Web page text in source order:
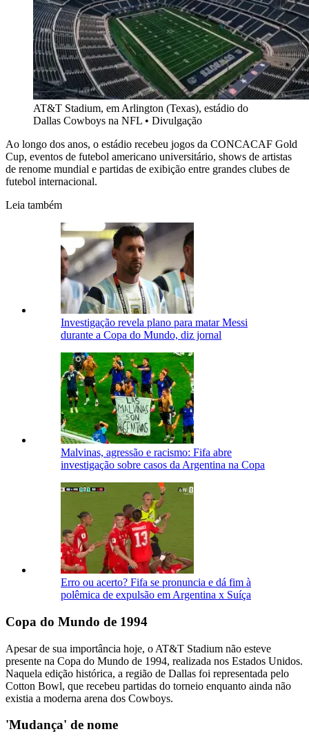
AT&T Stadium, em Arlington (Texas), estádio do
Dallas Cowboys na NFL • Divulgação
Ao longo dos anos, o estádio recebeu jogos da CONCACAF Gold
Cup, eventos de futebol americano universitário, shows de artistas
de renome mundial e partidas de exibição entre grandes clubes de
futebol internacional.
Leia também
Investigação revela plano para matar Messi
durante a Copa do Mundo, diz jornal
Malvinas, agressão e racismo: Fifa abre
investigação sobre casos da Argentina na Copa
Erro ou acerto? Fifa se pronuncia e dá fim à
polêmica de expulsão em Argentina x Suíça
Copa do Mundo de 1994
Apesar de sua importância hoje, o AT&T Stadium não esteve
presente na Copa do Mundo de 1994, realizada nos Estados Unidos.
Naquela edição histórica, a região de Dallas foi representada pelo
Cotton Bowl, que recebeu partidas do torneio enquanto ainda não
existia a moderna arena dos Cowboys.
'Mudança' de nome